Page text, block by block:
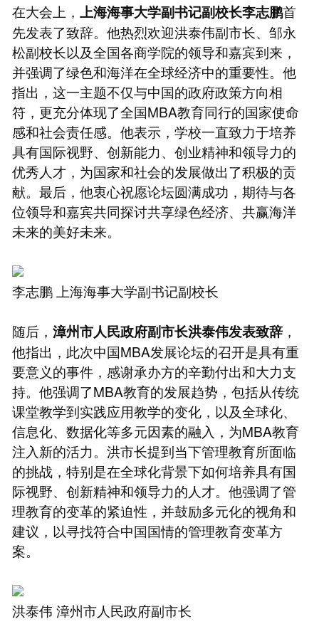
在大会上， 上海海事大学副书记副校长李志鹏首
先发表了致辞。他热烈欢迎洪泰伟副市长、邹永
松副校长以及全国各商学院的领导和嘉宾到来，
并强调了绿色和海洋在全球经济中的重要性。他
指出，这一主题不仅与中国的政府政策方向相
符，更充分体现了全国MBA教育同行的国家使命
感和社会责任感。他表示，学校一直致力于培养
具有国际视野、创新能力、创业精神和领导力的
优秀人才，为国家和社会的发展做出了积极的贡
献。最后，他衷心祝愿论坛圆满成功，期待与各
位领导和嘉宾共同探讨共享绿色经济、共赢海洋
未来的美好未来。
李志鹏 上海海事大学副书记副校长
随后， 漳州市人民政府副市长洪泰伟发表致辞，
他指出，此次中国MBA发展论坛的召开是具有重
要意义的事件，感谢承办方的辛勤付出和大力支
持。他强调了MBA教育的发展趋势，包括从传统
课堂教学到实践应用教学的变化，以及全球化、
信息化、数据化等多元因素的融入，为MBA教育
注入新的活力。洪市长提到当下管理教育所面临
的挑战，特别是在全球化背景下如何培养具有国
际视野、创新精神和领导力的人才。他强调了管
理教育的变革的紧迫性，并鼓励多元化的视角和
建议，以寻找符合中国国情的管理教育变革方
案。
洪泰伟 漳州市人民政府副市长